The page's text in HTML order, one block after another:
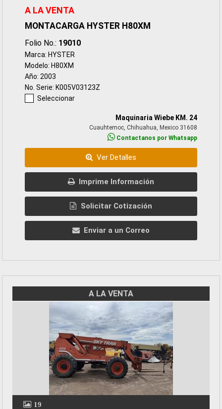
A LA VENTA
MONTACARGA HYSTER H80XM
Folio No.: 19010
Marca: HYSTER
Modelo: H80XM
Año: 2003
No. Serie: K005V03123Z
Seleccionar
Maquinaria Wiebe KM. 24
Cuauhtemoc, Chihuahua, Mexico 31608
Contactanos por Whatsapp
Ver Detalles
Imprime Información
Solicitar Cotización
Enviar a un Correo
A LA VENTA
19